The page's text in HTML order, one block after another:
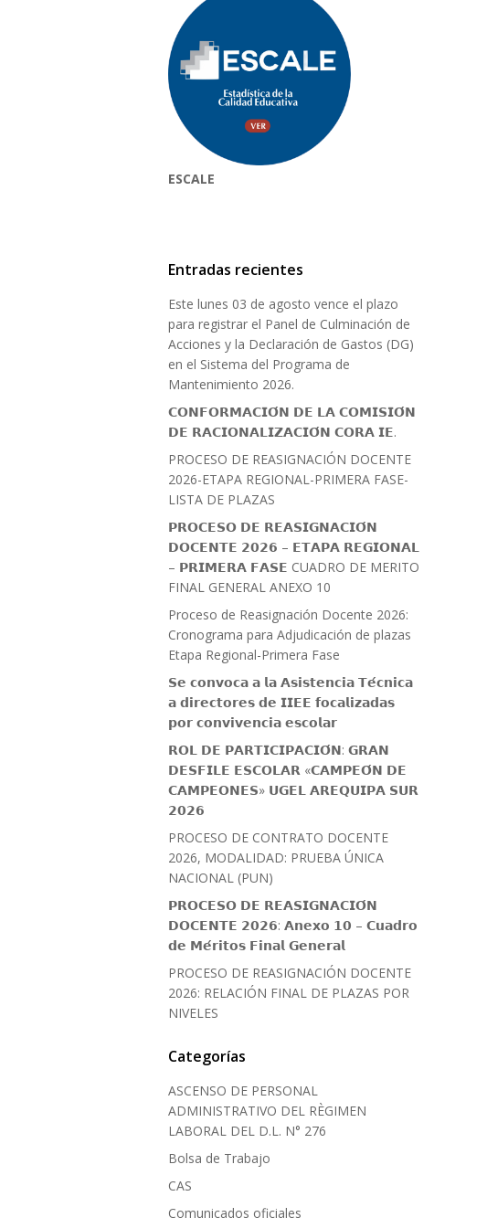
ESCALE
Entradas recientes
Este lunes 03 de agosto vence el plazo
para registrar el Panel de Culminación de
Acciones y la Declaración de Gastos (DG)
en el Sistema del Programa de
Mantenimiento 2026.
𝗖𝗢𝗡𝗙𝗢𝗥𝗠𝗔𝗖𝗜𝗢́𝗡 𝗗𝗘 𝗟𝗔 𝗖𝗢𝗠𝗜𝗦𝗜𝗢́𝗡
𝗗𝗘 𝗥𝗔𝗖𝗜𝗢𝗡𝗔𝗟𝗜𝗭𝗔𝗖𝗜𝗢́𝗡 𝗖𝗢𝗥𝗔 𝗜𝗘.
PROCESO DE REASIGNACIÓN DOCENTE
2026-ETAPA REGIONAL-PRIMERA FASE-
LISTA DE PLAZAS
𝗣𝗥𝗢𝗖𝗘𝗦𝗢 𝗗𝗘 𝗥𝗘𝗔𝗦𝗜𝗚𝗡𝗔𝗖𝗜𝗢́𝗡
𝗗𝗢𝗖𝗘𝗡𝗧𝗘 𝟮𝟬𝟮𝟲 – 𝗘𝗧𝗔𝗣𝗔 𝗥𝗘𝗚𝗜𝗢𝗡𝗔𝗟
– 𝗣𝗥𝗜𝗠𝗘𝗥𝗔 𝗙𝗔𝗦𝗘 CUADRO DE MERITO
FINAL GENERAL ANEXO 10
Proceso de Reasignación Docente 2026:
Cronograma para Adjudicación de plazas
Etapa Regional-Primera Fase
𝗦𝗲 𝗰𝗼𝗻𝘃𝗼𝗰𝗮 𝗮 𝗹𝗮 𝗔𝘀𝗶𝘀𝘁𝗲𝗻𝗰𝗶𝗮 𝗧𝗲́𝗰𝗻𝗶𝗰𝗮
𝗮 𝗱𝗶𝗿𝗲𝗰𝘁𝗼𝗿𝗲𝘀 𝗱𝗲 𝗜𝗜𝗘𝗘 𝗳𝗼𝗰𝗮𝗹𝗶𝘇𝗮𝗱𝗮𝘀
𝗽𝗼𝗿 𝗰𝗼𝗻𝘃𝗶𝘃𝗲𝗻𝗰𝗶𝗮 𝗲𝘀𝗰𝗼𝗹𝗮𝗿
𝗥𝗢𝗟 𝗗𝗘 𝗣𝗔𝗥𝗧𝗜𝗖𝗜𝗣𝗔𝗖𝗜𝗢́𝗡: 𝗚𝗥𝗔𝗡
𝗗𝗘𝗦𝗙𝗜𝗟𝗘 𝗘𝗦𝗖𝗢𝗟𝗔𝗥 «𝗖𝗔𝗠𝗣𝗘𝗢́𝗡 𝗗𝗘
𝗖𝗔𝗠𝗣𝗘𝗢𝗡𝗘𝗦» 𝗨𝗚𝗘𝗟 𝗔𝗥𝗘𝗤𝗨𝗜𝗣𝗔 𝗦𝗨𝗥
𝟮𝟬𝟮𝟲
PROCESO DE CONTRATO DOCENTE
2026, MODALIDAD: PRUEBA ÚNICA
NACIONAL (PUN)
𝗣𝗥𝗢𝗖𝗘𝗦𝗢 𝗗𝗘 𝗥𝗘𝗔𝗦𝗜𝗚𝗡𝗔𝗖𝗜𝗢́𝗡
𝗗𝗢𝗖𝗘𝗡𝗧𝗘 𝟮𝟬𝟮𝟲: 𝗔𝗻𝗲𝘅𝗼 𝟭𝟬 – 𝗖𝘂𝗮𝗱𝗿𝗼
𝗱𝗲 𝗠𝗲́𝗿𝗶𝘁𝗼𝘀 𝗙𝗶𝗻𝗮𝗹 𝗚𝗲𝗻𝗲𝗿𝗮𝗹
PROCESO DE REASIGNACIÓN DOCENTE
2026: RELACIÓN FINAL DE PLAZAS POR
NIVELES
Categorías
ASCENSO DE PERSONAL
ADMINISTRATIVO DEL RÈGIMEN
LABORAL DEL D.L. N° 276
Bolsa de Trabajo
CAS
Comunicados oficiales